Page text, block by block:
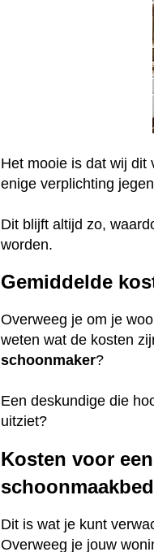
Het mooie is dat wij dit
enige verplichting
Dit blijft altijd zo,
worden.
Gemiddelde
Overweeg je om je
weten wat de kosten
schoonmaker?
Een deskundige die
uitziet?
Kosten voor
Dit is wat je kunt
Overweeg je jouw